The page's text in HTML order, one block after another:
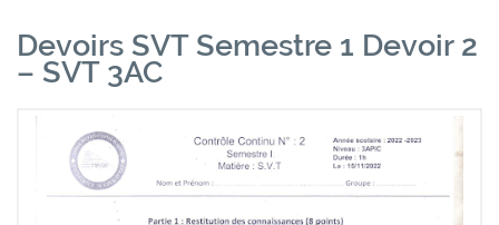
Devoirs SVT Semestre 1 Devoir 2
– SVT 3AC